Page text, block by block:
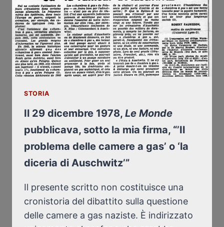
MONDE,
21
AOÛT
2012)
STORIA
Il 29 dicembre 1978, Le Monde
pubblicava, sotto la mia firma, “’Il
problema delle camere a gas’ o ‘la
diceria di Auschwitz’”
Il presente scritto non costituisce una
cronistoria del dibattito sulla questione
delle camere a gas naziste. È indirizzato